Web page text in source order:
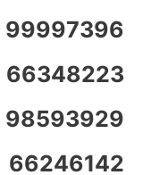
99997396
66348223
98593929
66246142